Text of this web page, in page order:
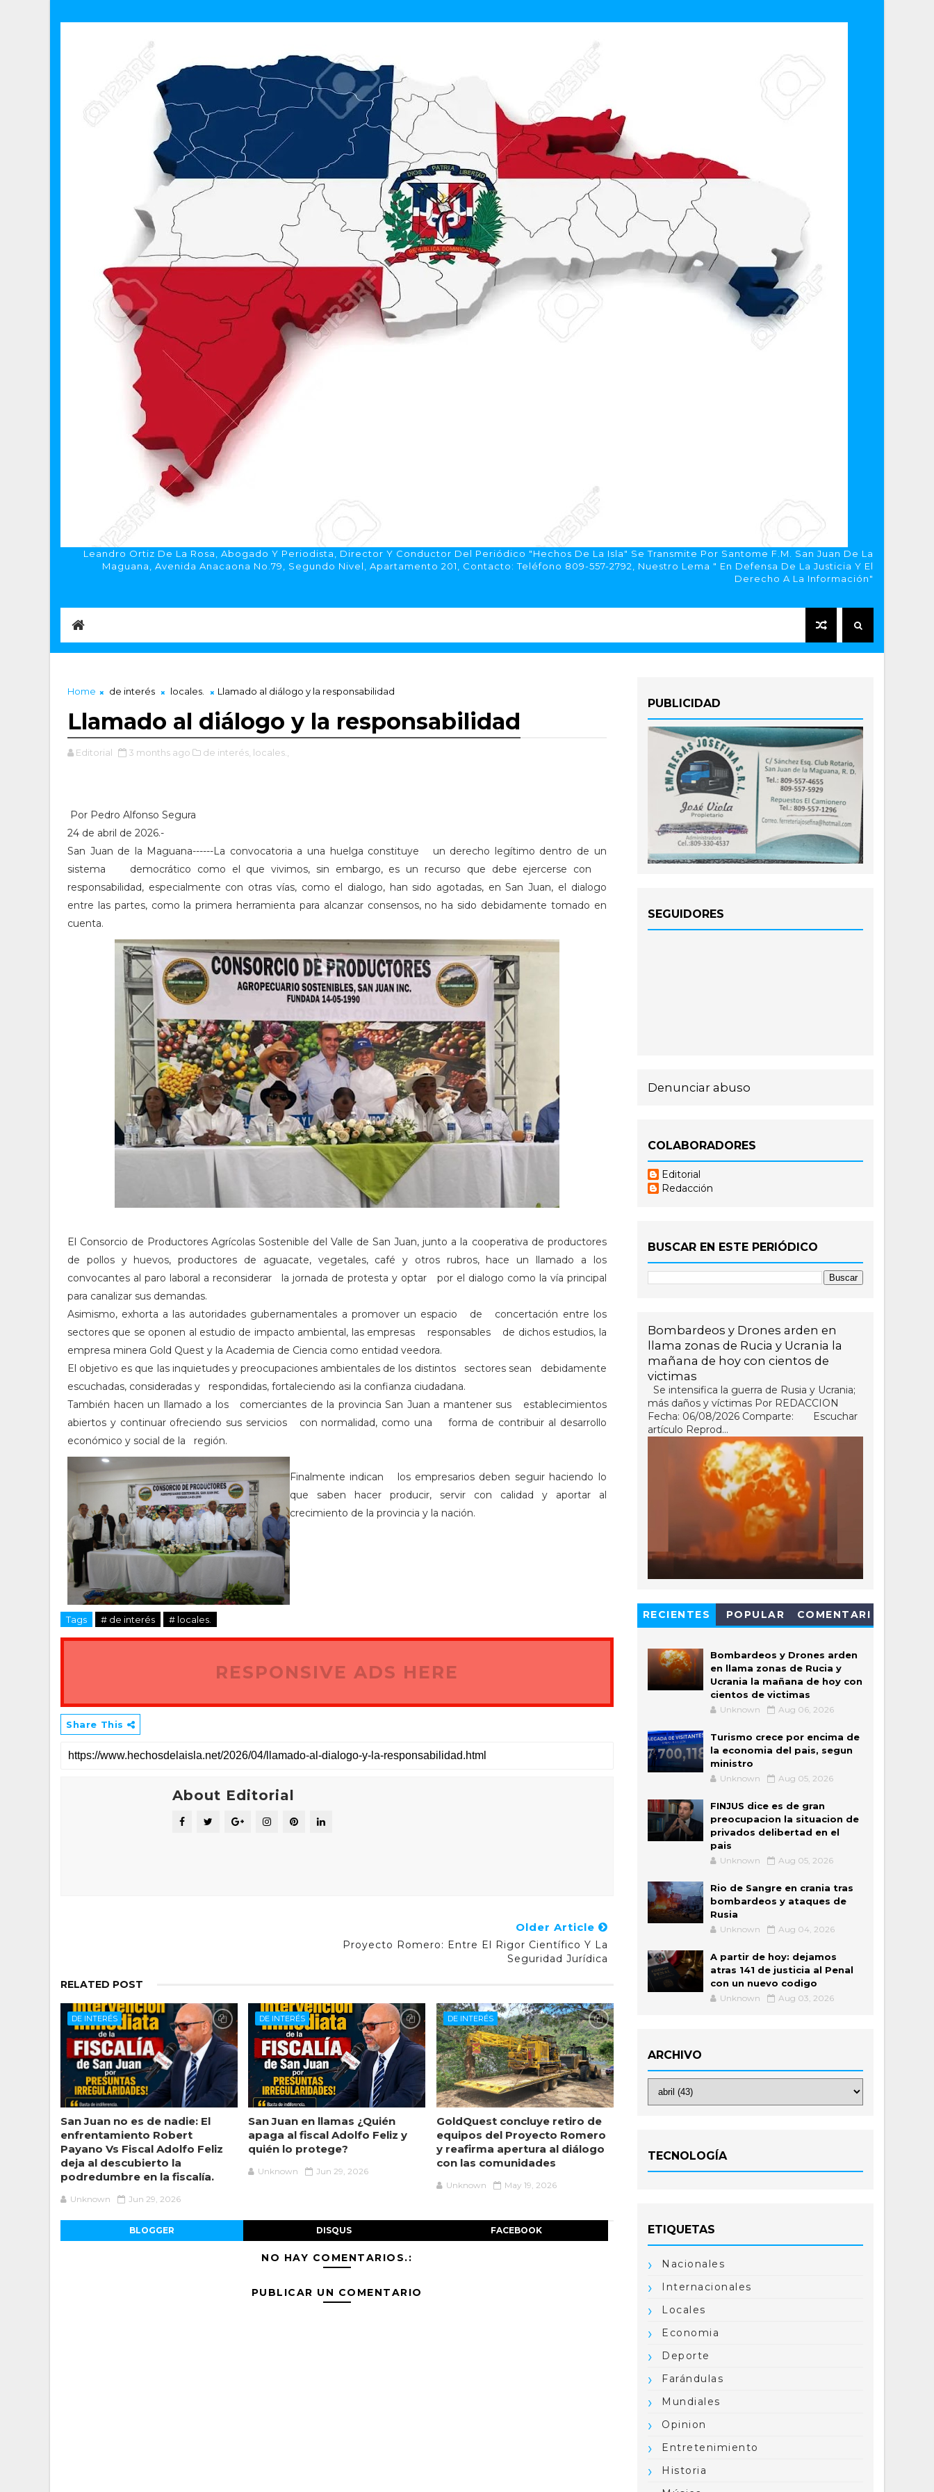
Leandro Ortiz De La Rosa, Abogado Y Periodista, Director Y Conductor Del Periódico "Hechos De La Isla" Se Transmite Por Santome F.M. San Juan De La
Maguana, Avenida Anacaona No.79, Segundo Nivel, Apartamento 201, Contacto: Teléfono 809-557-2792, Nuestro Lema " En Defensa De La Justicia Y El
Derecho A La Información"
Home de interés locales. Llamado al diálogo y la responsabilidad
Llamado al diálogo y la responsabilidad
Editorial 3 months ago de interés, locales.,
Por Pedro Alfonso Segura
24 de abril de 2026.-
San Juan de la Maguana------La convocatoria a una huelga constituye un derecho legítimo dentro de un
sistema democrático como el que vivimos, sin embargo, es un recurso que debe ejercerse con
responsabilidad, especialmente con otras vías, como el dialogo, han sido agotadas, en San Juan, el dialogo
entre las partes, como la primera herramienta para alcanzar consensos, no ha sido debidamente tomado en
cuenta.
El Consorcio de Productores Agrícolas Sostenible del Valle de San Juan, junto a la cooperativa de productores
de pollos y huevos, productores de aguacate, vegetales, café y otros rubros, hace un llamado a los
convocantes al paro laboral a reconsiderar la jornada de protesta y optar por el dialogo como la vía principal
para canalizar sus demandas.
Asimismo, exhorta a las autoridades gubernamentales a promover un espacio de concertación entre los
sectores que se oponen al estudio de impacto ambiental, las empresas responsables de dichos estudios, la
empresa minera Gold Quest y la Academia de Ciencia como entidad veedora.
El objetivo es que las inquietudes y preocupaciones ambientales de los distintos sectores sean debidamente
escuchadas, consideradas y respondidas, fortaleciendo asi la confianza ciudadana.
También hacen un llamado a los comerciantes de la provincia San Juan a mantener sus establecimientos
abiertos y continuar ofreciendo sus servicios con normalidad, como una forma de contribuir al desarrollo
económico y social de la región.
Finalmente indican los empresarios deben seguir haciendo lo
que saben hacer producir, servir con calidad y aportar al
crecimiento de la provincia y la nación.
Tags # de interés # locales.
RESPONSIVE ADS HERE
Share This
About Editorial
Older Article
Proyecto Romero: Entre El Rigor Científico Y La
Seguridad Jurídica
RELATED POST
DE INTERÉS
San Juan no es de nadie: El
enfrentamiento Robert
Payano Vs Fiscal Adolfo Feliz
deja al descubierto la
podredumbre en la fiscalía.
Unknown Jun 29, 2026
DE INTERÉS
San Juan en llamas ¿Quién
apaga al fiscal Adolfo Feliz y
quién lo protege?
Unknown Jun 29, 2026
DE INTERÉS
GoldQuest concluye retiro de
equipos del Proyecto Romero
y reafirma apertura al diálogo
con las comunidades
Unknown May 19, 2026
BLOGGER DISQUS FACEBOOK
NO HAY COMENTARIOS.:
PUBLICAR UN COMENTARIO
PUBLICIDAD
SEGUIDORES
Denunciar abuso
COLABORADORES
Editorial
Redacción
BUSCAR EN ESTE PERIÓDICO
Bombardeos y Drones arden en
llama zonas de Rucia y Ucrania la
mañana de hoy con cientos de
victimas
Se intensifica la guerra de Rusia y Ucrania;
más daños y víctimas Por REDACCION
Fecha: 06/08/2026 Comparte: Escuchar
artículo Reprod...
RECIENTES POPULAR
COMENTARI
Bombardeos y Drones arden
en llama zonas de Rucia y
Ucrania la mañana de hoy con
cientos de victimas
Unknown Aug 06, 2026
Turismo crece por encima de
la economia del pais, segun
ministro
Unknown Aug 05, 2026
FINJUS dice es de gran
preocupacion la situacion de
privados delibertad en el
pais
Unknown Aug 05, 2026
Rio de Sangre en crania tras
bombardeos y ataques de
Rusia
Unknown Aug 04, 2026
A partir de hoy: dejamos
atras 141 de justicia al Penal
con un nuevo codigo
Unknown Aug 03, 2026
ARCHIVO
TECNOLOGÍA
ETIQUETAS
Nacionales
Internacionales
Locales
Economia
Deporte
Farándulas
Mundiales
Opinion
Entretenimiento
Historia